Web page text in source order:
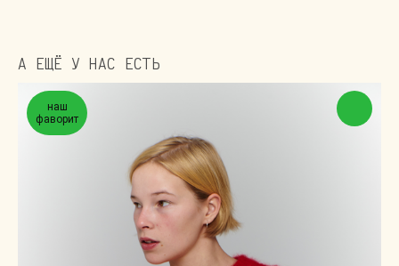
А ЕЩЁ У НАС ЕСТЬ
наш
фаворит
© 2024 ИП МАХАНЬКОВА АРИНА ДМИТРИЕВНА